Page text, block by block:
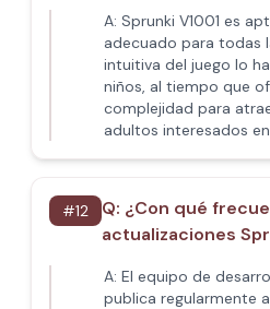
A: Sprunki V1001 es
adecuado para todas
intuitiva del juego lo
niños, al tiempo que
complejidad para
adultos interesados
#12 Q: ¿Con qué
actualizaciones
A: El equipo de
publica regularmente